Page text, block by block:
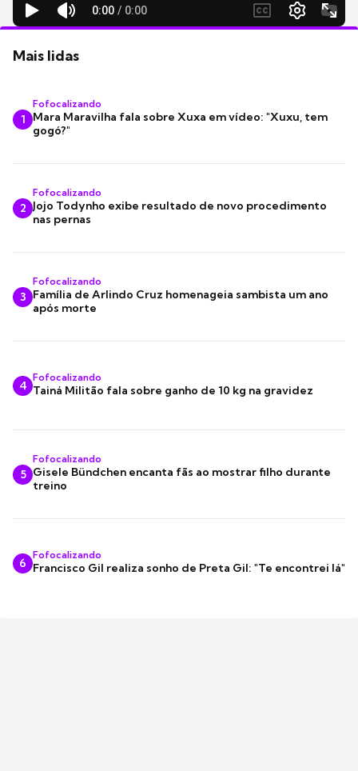
Mais lidas
1
Fofocalizando
Mara Maravilha fala sobre Xuxa em vídeo: "Xuxu, tem
gogó?"
2
Fofocalizando
Jojo Todynho exibe resultado de novo procedimento
nas pernas
3
Fofocalizando
Família de Arlindo Cruz homenageia sambista um ano
após morte
4
Fofocalizando
Tainá Militão fala sobre ganho de 10 kg na gravidez
5
Fofocalizando
Gisele Bündchen encanta fãs ao mostrar filho durante
treino
6
Fofocalizando
Francisco Gil realiza sonho de Preta Gil: "Te encontrei lá"